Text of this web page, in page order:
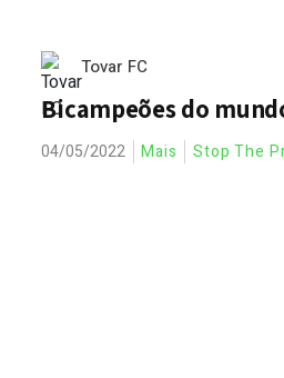
Tovar FC
Bicampeões do
04/05/2022 Mais Stop The